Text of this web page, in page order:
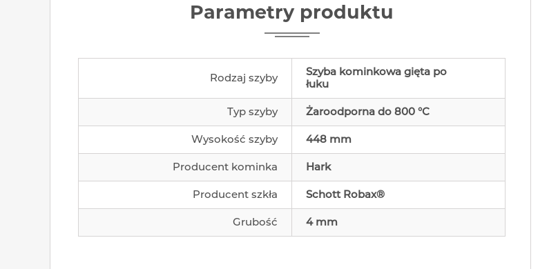
Parametry produktu
Rodzaj szyby
Szyba kominkowa gięta po
łuku
Typ szyby Żaroodporna do 800 °C
Wysokość szyby 448 mm
Producent kominka Hark
Producent szkła Schott Robax®
Grubość 4 mm